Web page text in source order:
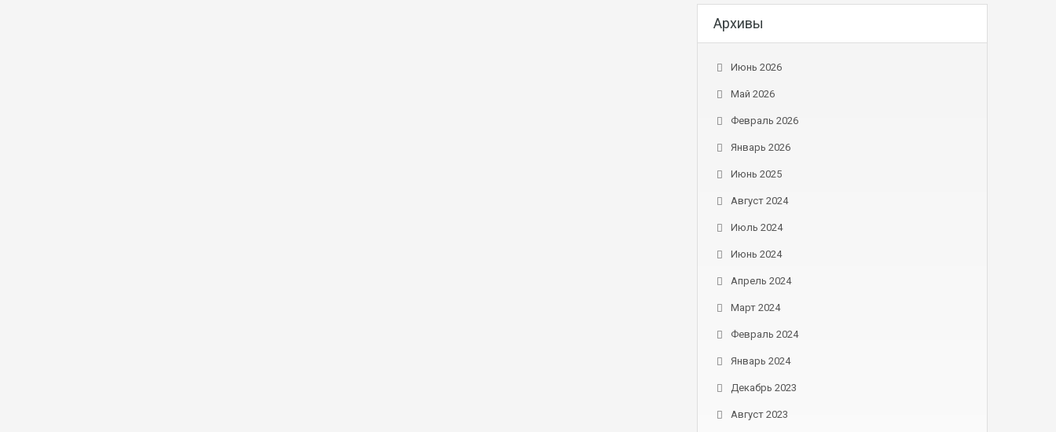
Архивы
Июнь 2026
Май 2026
Февраль 2026
Январь 2026
Июнь 2025
Август 2024
Июль 2024
Июнь 2024
Апрель 2024
Март 2024
Февраль 2024
Январь 2024
Декабрь 2023
Август 2023